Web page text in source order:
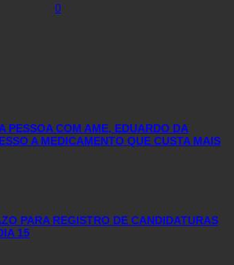
0
PESSOA COM AME, EDUARDO DA
A MEDICAMENTO QUE CUSTA MAIS
PARA REGISTRO DE CANDIDATURAS
15